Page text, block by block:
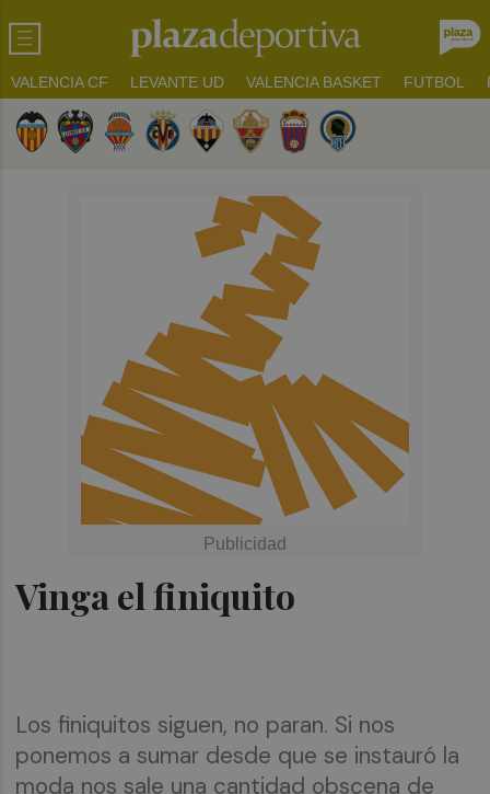
VALENCIA CF LEVANTE UD VALENCIA BASKET FUTBOL
Vinga el finiquito
Los finiquitos siguen, no paran. Si nos
ponemos a sumar desde que se instauró la
moda nos sale una cantidad obscena de